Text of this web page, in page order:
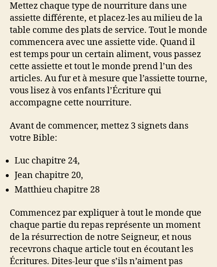
Mettez chaque type de nourriture dans une
assiette différente, et placez-les au milieu de la
table comme des plats de service. Tout le monde
commencera avec une assiette vide. Quand il
est temps pour un certain aliment, vous passez
cette assiette et tout le monde prend l’un des
articles. Au fur et à mesure que l’assiette tourne,
vous lisez à vos enfants l’Écriture qui
accompagne cette nourriture.
Avant de commencer, mettez 3 signets dans
votre Bible:
Luc chapitre 24,
Jean chapitre 20,
Matthieu chapitre 28
Commencez par expliquer à tout le monde que
chaque partie du repas représente un moment
de la résurrection de notre Seigneur, et nous
recevrons chaque article tout en écoutant les
Écritures. Dites-leur que s’ils n’aiment pas